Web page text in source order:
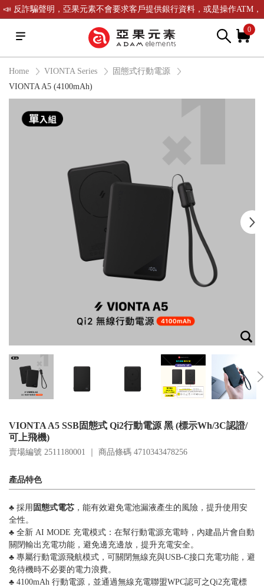
📣 反詐騙聲明，亞果元素不會要求客戶提供銀行資料，或是操作ATM，
可致電(02)-2738-9900聯繫我們或是165反詐騙電話查證！ 0
Home VIONTA Series
固態式行動電源
VIONTA A5 (4100mAh)
VIONTA A5 SSB固態式 Qi2行動電源 黑 (標示Wh/3C認證/
可上飛機)
賣場編號 2511180001 ｜ 商品條碼 4710343478256
產品特色
♣︎ 採用 固態式電芯 ，能有效避免電池漏液產生的風險，提升使用安
全性。
♣︎ 全新 AI MODE 充電模式：在幫行動電源充電時，內建晶片會自動
關閉輸出充電功能，避免邊充邊放，提升充電安全。
♣︎ 專屬行動電源飛航模式，可關閉無線充與USB-C接口充電功能，避
免待機時不必要的電力浪費。
♣︎ 4100mAh 行動電源，並通過無線充電聯盟WPC認可之Qi2充電標